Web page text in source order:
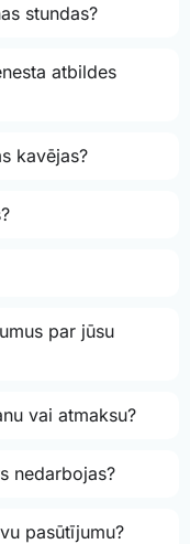
stundas?
atbildes
kavējas?
par jūsu
vai atmaksu?
nedarbojas?
pasūtījumu?